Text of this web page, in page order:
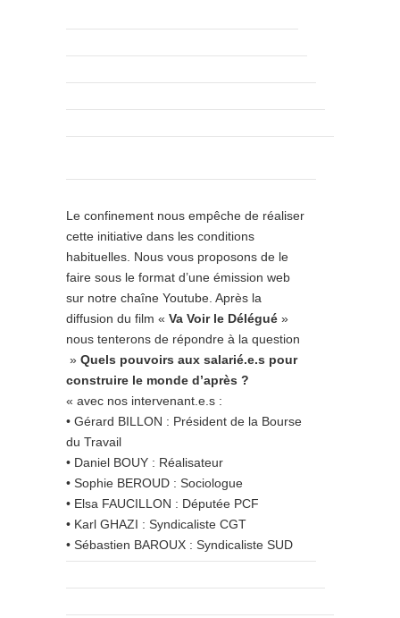
Le confinement nous empêche de réaliser
cette initiative dans les conditions
habituelles. Nous vous proposons de le
faire sous le format d’une émission web
sur notre chaîne Youtube. Après la
diffusion du film « Va Voir le Délégué »
nous tenterons de répondre à la question
» Quels pouvoirs aux salarié.e.s pour
construire le monde d’après ?
« avec nos intervenant.e.s :
• Gérard BILLON : Président de la Bourse
du Travail
• Daniel BOUY : Réalisateur
• Sophie BEROUD : Sociologue
• Elsa FAUCILLON : Députée PCF
• Karl GHAZI : Syndicaliste CGT
• Sébastien BAROUX : Syndicaliste SUD